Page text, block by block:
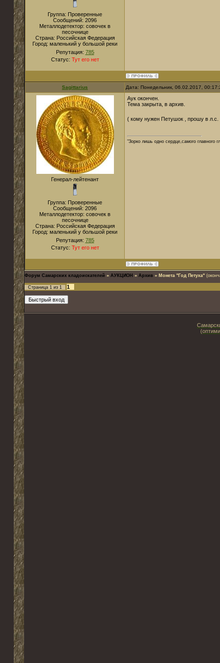
Группа: Проверенные
Сообщений: 2096
Металлодетектор: совочек в
песочнице
Страна: Российская Федерация
Город: маленький у большой реки
Репутация: 785
Статус: Тут его нет
Sagittarius Дата: Понедельник, 06.02.2017,
Генерал-лейтенант
Группа: Проверенные
Сообщений: 2096
Металлодетектор: совочек в
песочнице
Страна: Российская Федерация
Город: маленький у большой реки
Репутация: 785
Статус: Тут его нет
Аук окончен.
Тема закрыта, в архив.
( кому нужен Петушок , прошу в л.с.
"Зорко лишь одно сердце,самого главного
Форум Самарских кладоискателей » АУКЦИОН » Архив » Монета "Год Петуха"
Страница 1 из 1 1